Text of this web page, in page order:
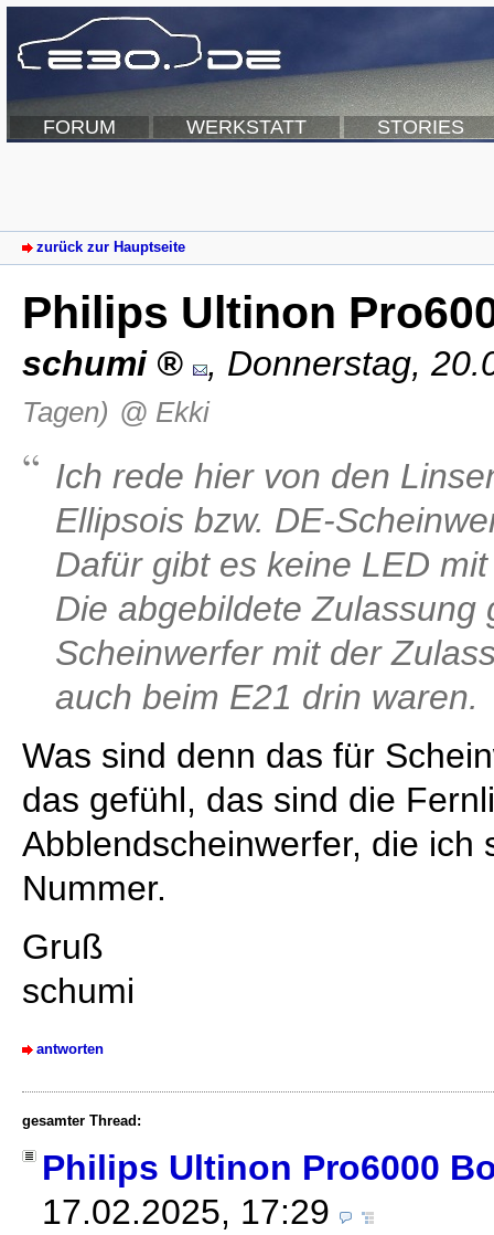
FORUM WERKSTATT STORIES
zurück zur Hauptseite
Philips Ultinon
schumi , Donnerstag,
Tagen) @ Ekki
Ich rede hier von den
Ellipsois bzw. DE-
Dafür gibt es keine LED
Die abgebildete Zulassung
Scheinwerfer mit der
auch beim E21 drin waren.
Was sind denn das für
das gefühl, das sind die
Abblendscheinwerfer, die ich
Nummer.
Gruß
schumi
antworten
gesamter Thread:
Philips Ultinon Pro6000
17.02.2025, 17:29